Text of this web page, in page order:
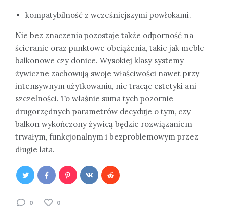
kompatybilność z wcześniejszymi powłokami.
Nie bez znaczenia pozostaje także odporność na
ścieranie oraz punktowe obciążenia, takie jak meble
balkonowe czy donice. Wysokiej klasy systemy
żywiczne zachowują swoje właściwości nawet przy
intensywnym użytkowaniu, nie tracąc estetyki ani
szczelności. To właśnie suma tych pozornie
drugorzędnych parametrów decyduje o tym, czy
balkon wykończony żywicą będzie rozwiązaniem
trwałym, funkcjonalnym i bezproblemowym przez
długie lata.
0 0